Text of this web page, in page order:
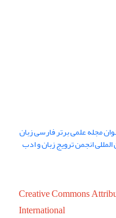
مجله علمی برتر فارسی زبان
بین المللی انجمن ترویج زبان و ادب
Creative Commons
International